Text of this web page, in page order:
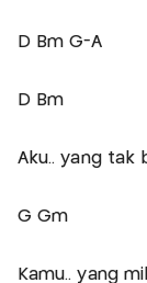
D Bm G-A
D Bm
Aku.. yang tak
G Gm
Kamu.. yang